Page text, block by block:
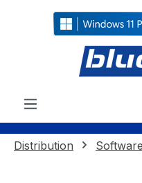
springen
Distribution Software